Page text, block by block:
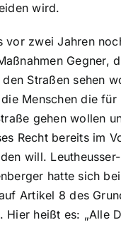
wird.
vor zwei Jahren
Gegner,
Straßen sehen
Menschen die für
gehen wollen
Recht bereits im
will. Leutheusser-
hatte sich
Artikel 8 des
Hier heißt es: „Alle